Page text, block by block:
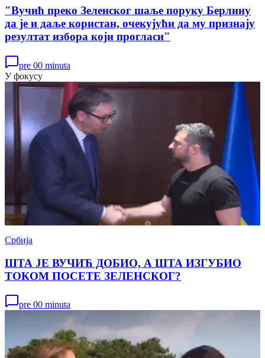
"Вучић преко Зеленског шаље поруку Берлину
да је и даље користан, очекујући да му признају
резултат избора који прогласи"
pre 00 minuta
У фокусу
Србија
ШТА ЈЕ ВУЧИЋ ДОБИО, А ШТА ИЗГУБИО
ТОКОМ ПОСЕТЕ ЗЕЛЕНСКОГ?
pre 00 minuta